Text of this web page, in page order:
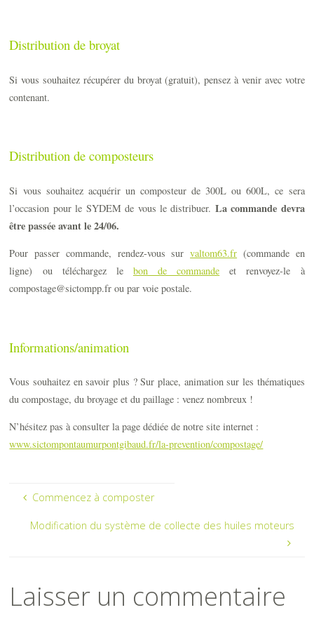
Distribution de broyat
Si vous souhaitez récupérer du broyat (gratuit), pensez à venir avec votre
contenant.
Distribution de composteurs
Si vous souhaitez acquérir un composteur de 300L ou 600L, ce sera
l’occasion pour le SYDEM de vous le distribuer. La commande devra
être passée avant le 24/06.
Pour passer commande, rendez-vous survaltom63.fr (commande en
ligne) ou téléchargez le bon de commande et renvoyez-le à
compostage@sictompp.fr ou par voie postale.
Informations/animation
Vous souhaitez en savoir plus ? Sur place, animation sur les thématiques
du compostage, du broyage et du paillage : venez nombreux !
N’hésitez pas à consulter la page dédiée de notre site internet :
www.sictompontaumurpontgibaud.fr/la-prevention/compostage/
Commencez à composter
Modification du système de collecte des huiles moteurs
Laisser un commentaire